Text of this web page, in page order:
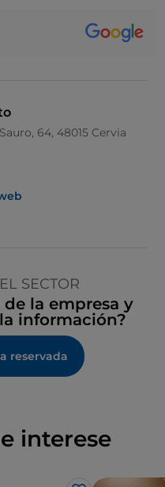
64, 48015 Cervia
SECTOR
la empresa y
información?
reservada
interese